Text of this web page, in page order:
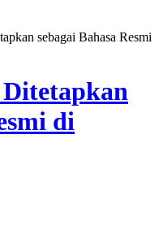
sebagai Bahasa Resmi
Ditetapkan
di